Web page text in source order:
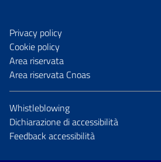
Privacy policy
Cookie policy
Area riservata
Area riservata Cnoas
Whistleblowing
Dichiarazione di accessibilità
Feedback accessibilità